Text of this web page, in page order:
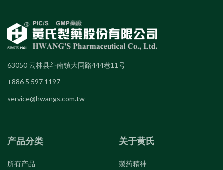
63050 云林县斗南镇大同路444巷11号
+886 5 597 1197
service@hwangs.com.tw
产品分类
所有产品
关于黄氏
製药精神